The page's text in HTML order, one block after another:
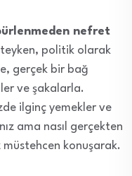
nefret
politik olarak
gerçek bir bağ
ve şakalarla.
ilginç yemekler ve
ama nasıl gerçekten
müstehcen konuşarak.